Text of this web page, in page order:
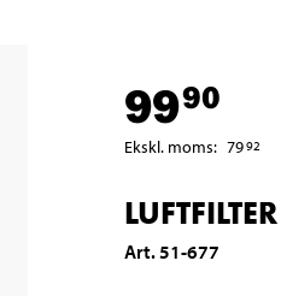
9990
Ekskl. moms: 7992
LUFTFILTER
Art.51-677